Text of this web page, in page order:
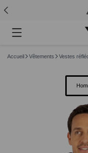
Accueil Vêtements Vestes